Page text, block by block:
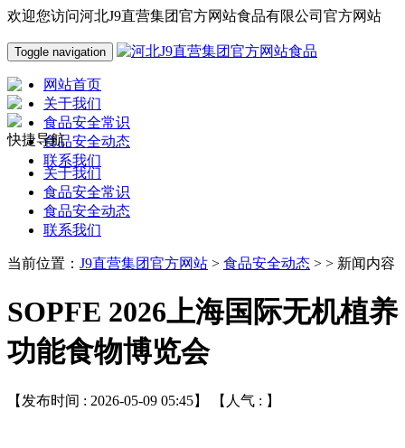
欢迎您访问河北J9直营集团官方网站食品有限公司官方网站
Toggle navigation
网站首页
关于我们
食品安全常识
食品安全动态
联系我们
快捷导航
关于我们
食品安全常识
食品安全动态
联系我们
当前位置： J9直营集团官方网站 > 食品安全动态 > > 新闻内容
SOPFE 2026上海国际无机植养
功能食物博览会
【发布时间 : 2026-05-09 05:45】 【人气 : 】